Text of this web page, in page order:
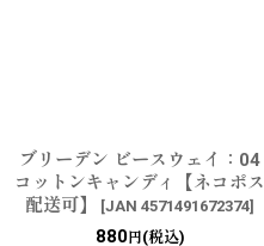
ブリーデン ビースウェイ：04
コットンキャンディ【ネコポス
配送可】
[JAN 4571491672374]
880円(税込)